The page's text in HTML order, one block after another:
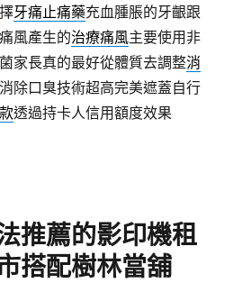
牙痛止痛藥充血腫脹的牙齦跟
風產生的治療痛風主要使用非
家長真的最好從體質去調整消
除口臭技術超高完美遮蓋自行
透過持卡人信用額度效果
推薦的影印機租
搭配樹林當舖